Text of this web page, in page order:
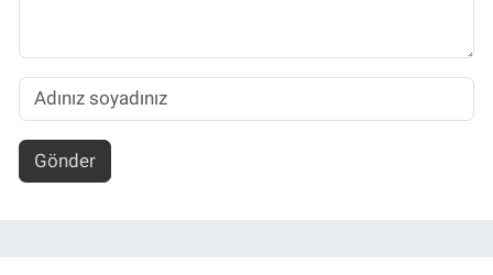
Gönder